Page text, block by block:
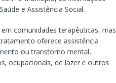
e Assistência Social.
comunidades terapêuticas, mas
oferece assistência
ou transtorno mental,
ocupacionais, de lazer e outros